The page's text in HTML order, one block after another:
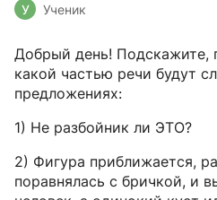
У Ученик
Добрый день! Подскажите,
какой частью речи будут
предложениях:
1) Не разбойник ли ЭТО?
2) Фигура приближается,
поравнялась с бричкой, и